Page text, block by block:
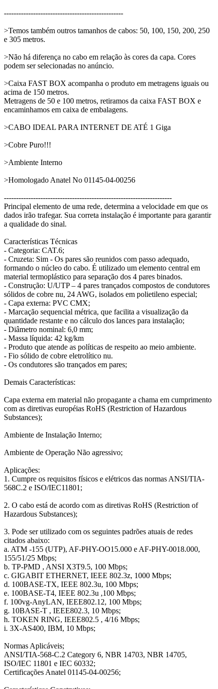
-------------------------------------------------
>Temos também outros tamanhos de cabos: 50, 100, 150, 200, 250
e 305 metros.
>Não há diferença no cabo em relação às cores da capa. Cores
podem ser selecionadas no anúncio.
>Caixa FAST BOX acompanha o produto em metragens iguais ou
acima de 150 metros.
Metragens de 50 e 100 metros, retiramos da caixa FAST BOX e
encaminhamos em caixa de embalagens.
>CABO IDEAL PARA INTERNET DE ATÉ 1 Giga
>Cobre Puro!!!
>Ambiente Interno
>Homologado Anatel No 01145-04-00256
---------------------------------------------------------------------
Principal elemento de uma rede, determina a velocidade em que os
dados irão trafegar. Sua correta instalação é importante para garantir
a qualidade do sinal.
Características Técnicas
- Categoria: CAT.6;
- Cruzeta: Sim - Os pares são reunidos com passo adequado,
formando o núcleo do cabo. É utilizado um elemento central em
material termoplástico para separação dos 4 pares binados.
- Construção: U/UTP – 4 pares trançados compostos de condutores
sólidos de cobre nu, 24 AWG, isolados em polietileno especial;
- Capa externa: PVC CMX;
- Marcação sequencial métrica, que facilita a visualização da
quantidade restante e no cálculo dos lances para instalação;
- Diâmetro nominal: 6,0 mm;
- Massa líquida: 42 kg/km
- Produto que atende as políticas de respeito ao meio ambiente.
- Fio sólido de cobre eletrolítico nu.
- Os condutores são trançados em pares;
Demais Características:
Capa externa em material não propagante a chama em cumprimento
com as diretivas européias RoHS (Restriction of Hazardous
Substances);
Ambiente de Instalação Interno;
Ambiente de Operação Não agressivo;
Aplicações:
1. Cumpre os requisitos físicos e elétricos das normas ANSI/TIA-
568C.2 e ISO/IEC11801;
2. O cabo está de acordo com as diretivas RoHS (Restriction of
Hazardous Substances);
3. Pode ser utilizado com os seguintes padrões atuais de redes
citados abaixo:
a. ATM -155 (UTP), AF-PHY-OO15.000 e AF-PHY-0018.000,
155/51/25 Mbps;
b. TP-PMD , ANSI X3T9.5, 100 Mbps;
c. GIGABIT ETHERNET, IEEE 802.3z, 1000 Mbps;
d. 100BASE-TX, IEEE 802.3u, 100 Mbps;
e. 100BASE-T4, IEEE 802.3u ,100 Mbps;
f. 100vg-AnyLAN, IEEE802.12, 100 Mbps;
g. 10BASE-T , IEEE802.3, 10 Mbps;
h. TOKEN RING, IEEE802.5 , 4/16 Mbps;
i. 3X-AS400, IBM, 10 Mbps;
Normas Aplicáveis;
ANSI/TIA-568-C.2 Category 6, NBR 14703, NBR 14705,
ISO/IEC 11801 e IEC 60332;
Certificações Anatel 01145-04-00256;